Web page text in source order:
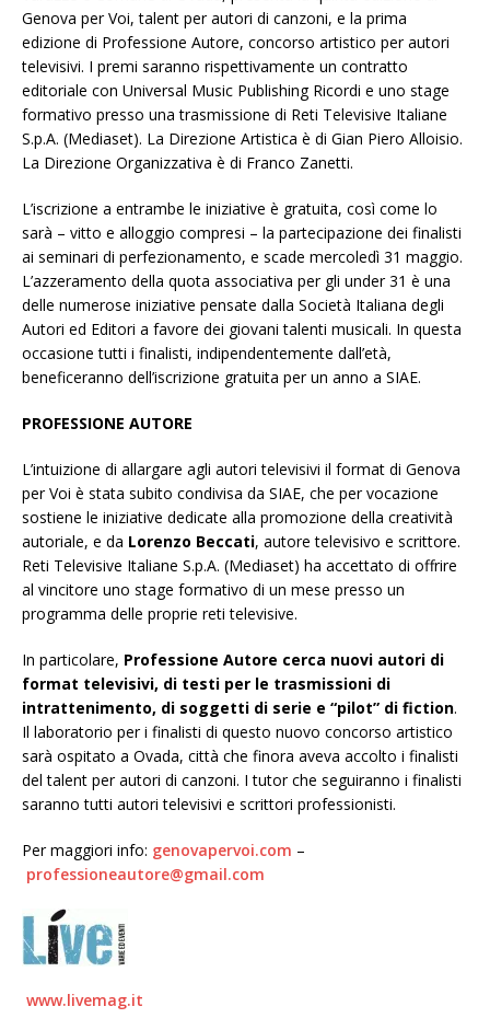
Genova per Voi, talent per autori di canzoni, e la prima
edizione di Professione Autore, concorso artistico per autori
televisivi. I premi saranno rispettivamente un contratto
editoriale con Universal Music Publishing Ricordi e uno stage
formativo presso una trasmissione di Reti Televisive Italiane
S.p.A. (Mediaset). La Direzione Artistica è di Gian Piero Alloisio.
La Direzione Organizzativa è di Franco Zanetti.
L’iscrizione a entrambe le iniziative è gratuita, così come lo
sarà – vitto e alloggio compresi – la partecipazione dei finalisti
ai seminari di perfezionamento, e scade mercoledì 31 maggio.
L’azzeramento della quota associativa per gli under 31 è una
delle numerose iniziative pensate dalla Società Italiana degli
Autori ed Editori a favore dei giovani talenti musicali. In questa
occasione tutti i finalisti, indipendentemente dall’età,
beneficeranno dell’iscrizione gratuita per un anno a SIAE.
PROFESSIONE AUTORE
L’intuizione di allargare agli autori televisivi il format di Genova
per Voi è stata subito condivisa da SIAE, che per vocazione
sostiene le iniziative dedicate alla promozione della creatività
autoriale, e da Lorenzo Beccati, autore televisivo e scrittore.
Reti Televisive Italiane S.p.A. (Mediaset) ha accettato di offrire
al vincitore uno stage formativo di un mese presso un
programma delle proprie reti televisive.
In particolare, Professione Autore cerca nuovi autori di
format televisivi, di testi per le trasmissioni di
intrattenimento, di soggetti di serie e “pilot” di fiction.
Il laboratorio per i finalisti di questo nuovo concorso artistico
sarà ospitato a Ovada, città che finora aveva accolto i finalisti
del talent per autori di canzoni. I tutor che seguiranno i finalisti
saranno tutti autori televisivi e scrittori professionisti.
Per maggiori info: genovapervoi.com –
professioneautore@gmail.com
www.livemag.it